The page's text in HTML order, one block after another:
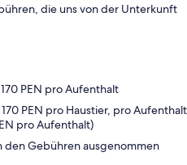
die uns von der Unterkunft
PEN pro Aufenthalt
PEN pro Haustier, pro Aufenthalt
pro Aufenthalt)
den Gebühren ausgenommen